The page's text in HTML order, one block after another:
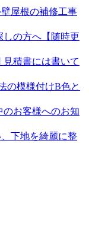
屋根の補修工事
の方へ【随時更
見積書には書いて
の模様付けB色と
のお客様へのお知
下地を綺麗に整